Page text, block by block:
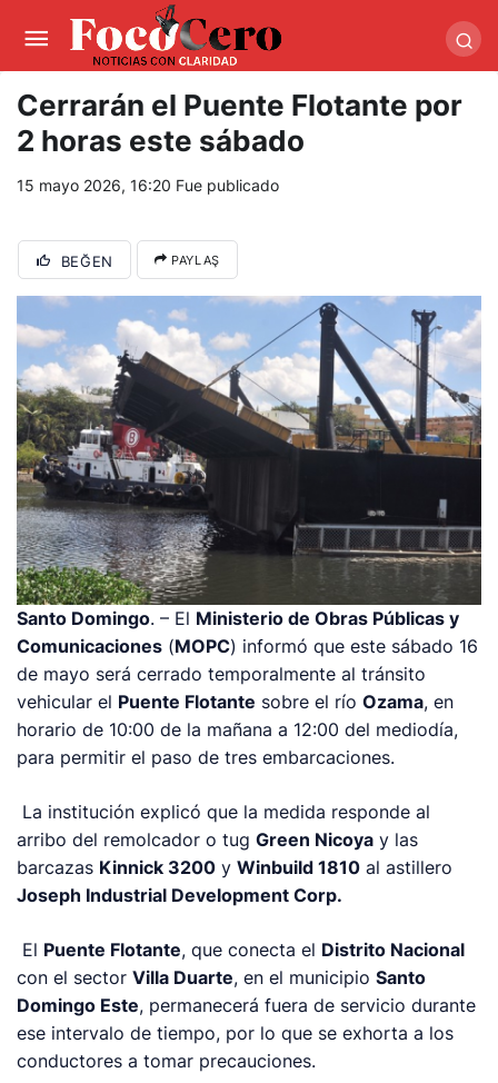
trwin giriş
masterbetting-palacebet1.com-
tlcasino giriş-betandyou-vbett34.com betovis34.net-
skyloftsbet
Cerrarán el Puente Flotante por
2 horas este sábado
15 mayo 2026, 16:20 Fue publicado
BEĞEN PAYLAŞ
Santo Domingo. – El Ministerio de Obras Públicas y
Comunicaciones (MOPC) informó que este sábado 16
de mayo será cerrado temporalmente al tránsito
vehicular el Puente Flotante sobre el ríoOzama, en
horario de 10:00 de la mañana a 12:00 del mediodía,
para permitir el paso de tres embarcaciones.
La institución explicó que la medida responde al
arribo del remolcador o tugGreen Nicoya y las
barcazas Kinnick 3200 yWinbuild 1810 al astillero
Joseph Industrial Development Corp.
El Puente Flotante, que conecta el Distrito Nacional
con el sectorVilla Duarte, en el municipioSanto
Domingo Este, permanecerá fuera de servicio durante
ese intervalo de tiempo, por lo que se exhorta a los
conductores a tomar precauciones.